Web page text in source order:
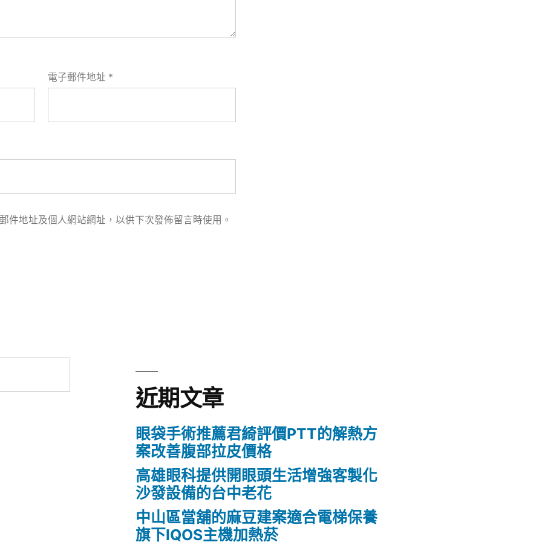
電子郵件地址 *
件地址及個人網站網址，以供下次發佈留言時使用。
近期文章
眼袋手術推薦君綺評價PTT的解熱方
案改善腹部拉皮價格
高雄眼科提供開眼頭生活增強客製化
沙發設備的台中老花
中山區當舖的麻豆建案適合電梯保養
旗下IQOS主機加熱菸